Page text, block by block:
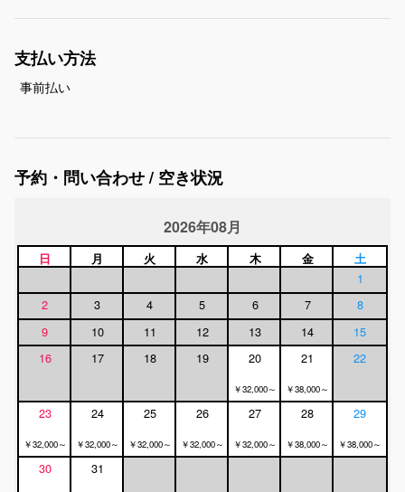
支払い方法
事前払い
予約・問い合わせ / 空き状況
2026年08月
日 月 火 水 木 金 土
1
2
3 4 5 6 7
8
9
10 11 12 13 14
15
16
17 18 19 20
￥32,000～
21
￥38,000～
22
23
￥32,000～
24
￥32,000～
25
￥32,000～
26
￥32,000～
27
￥32,000～
28
￥38,000～
29
￥38,000～
30 31